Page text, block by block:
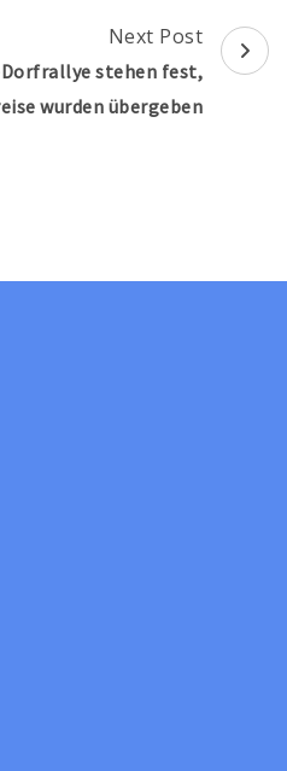
Next Post
Dorfrallye stehen fest,
wurden übergeben